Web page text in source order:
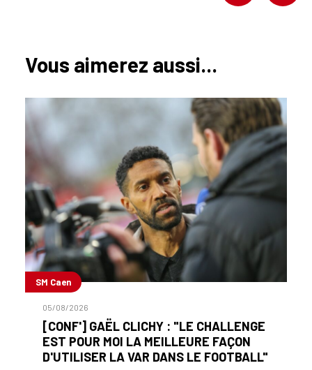
Vous aimerez aussi...
SM Caen
05/08/2026
[CONF'] GAËL CLICHY : "LE CHALLENGE
EST POUR MOI LA MEILLEURE FAÇON
D'UTILISER LA VAR DANS LE FOOTBALL"